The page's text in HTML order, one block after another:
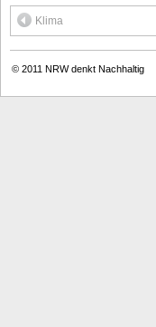
Klima
© 2011 NRW denkt Nachhaltig